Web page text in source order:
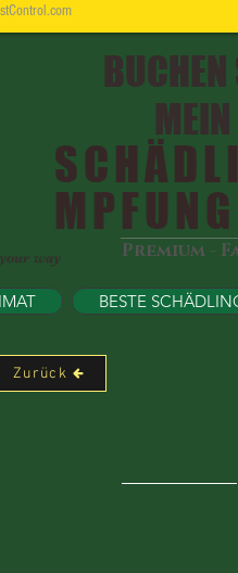
MPFUNG
BUCHEN
MEIN
Premium -
way
BESTE
Zurück